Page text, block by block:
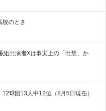
校のとき
組出演者Xは事実上の「出禁」か
球団13人中12位（8月5日現在）